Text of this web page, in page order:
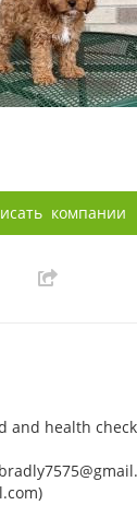
компании
health